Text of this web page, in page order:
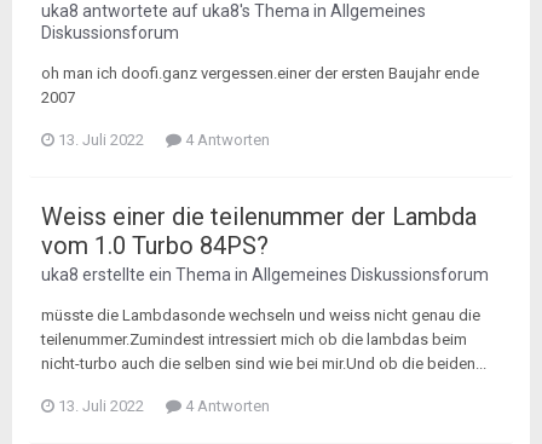
uka8 antwortete aufuka8's Thema in Allgemeines
Diskussionsforum
oh man ich doofi.ganz vergessen.einer der ersten Baujahr ende
2007
13. Juli 2022 4 Antworten
Weiss einer die teilenummer der Lambda
vom 1.0 Turbo 84PS?
uka8 erstellte ein Thema in Allgemeines Diskussionsforum
müsste die Lambdasonde wechseln und weiss nicht genau die
teilenummer.Zumindest intressiert mich ob die lambdas beim
nicht-turbo auch die selben sind wie bei mir.Und ob die beiden...
13. Juli 2022 4 Antworten